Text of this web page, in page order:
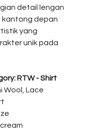
detail lengan
kantong depan
yang
unik pada
RTW - Shirt
Wool, Lace